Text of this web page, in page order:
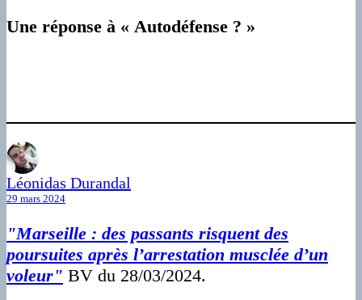
Une réponse à « Autodéfense ? »
Léonidas Durandal
29 mars 2024
"Marseille : des passants risquent des
poursuites après l’arrestation musclée d’un
voleur" BV du 28/03/2024.